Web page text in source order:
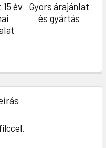
év Gyors árajánlat
és gyártás